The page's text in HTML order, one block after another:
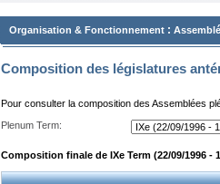
Organisation & Fonctionnement :
Composition des législatures
Pour consulter la composition des Assemblées
Plenum Term:
Composition finale de IXe Term (22/09/1996 -